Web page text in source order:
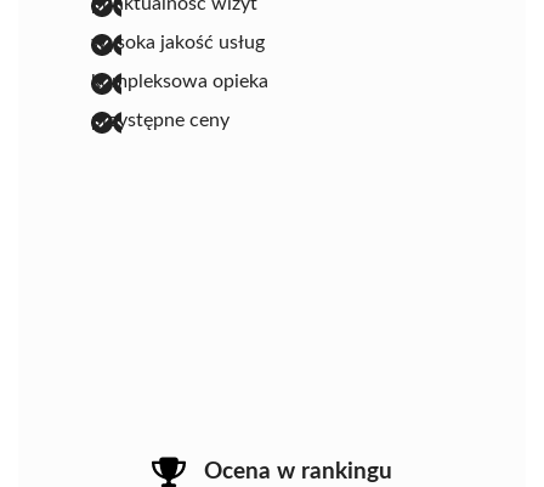
punktualność wizyt
wysoka jakość usług
kompleksowa opieka
przystępne ceny
Ocena w rankingu